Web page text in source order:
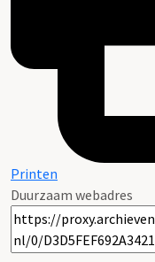
Printen
Duurzaam webadres